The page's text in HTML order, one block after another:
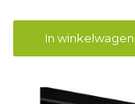
In winkelwagen